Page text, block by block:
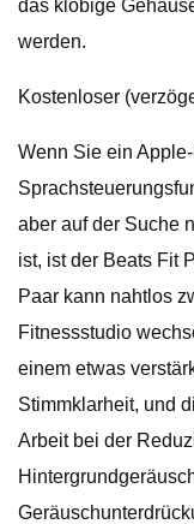
das klobige
werden.
Kostenloser
Wenn Sie ein
aber auf der Suche
ist, ist der Beats Fit
Paar kann nahtlos
Fitnessstudio
einem etwas
Stimmklarheit, und
Arbeit bei der